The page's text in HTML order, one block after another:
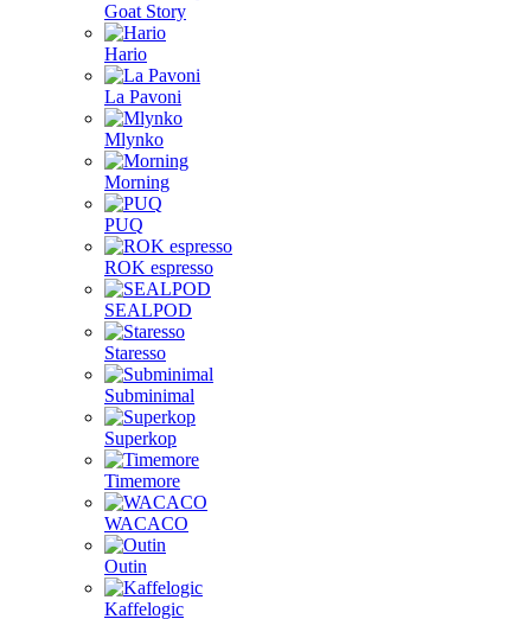
Goat Story
Hario
La Pavoni
Mlynko
Morning
PUQ
ROK espresso
SEALPOD
Staresso
Subminimal
Superkop
Timemore
WACACO
Outin
Kaffelogic